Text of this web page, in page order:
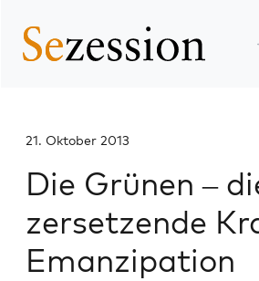
21. Oktober 2013
Die Grünen –
zersetzende
Emanzipation